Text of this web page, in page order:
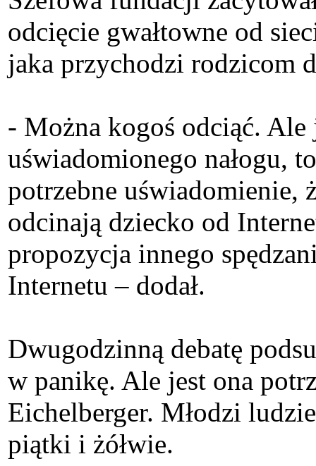
odcięcie gwałtowne od
jaka przychodzi rodzicom
- Można kogoś odciąć.
uświadomionego nałogu,
potrzebne uświadomienie,
odcinają dziecko od
propozycja innego
Internetu – dodał.
Dwugodzinną debatę
w panikę. Ale jest ona
Eichelberger. Młodzi
piątki i żółwie.